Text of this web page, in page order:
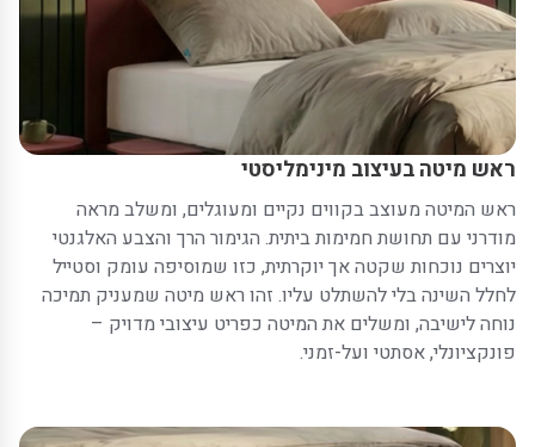
ראש מיטה בעיצוב מינימליסטי
ראש המיטה מעוצב בקווים נקיים ומעוגלים, ומשלב מראה
מודרני עם תחושת חמימות ביתית. הגימור הרך והצבע האלגנטי
יוצרים נוכחות שקטה אך יוקרתית, כזו שמוסיפה עומק וסטייל
לחלל השינה בלי להשתלט עליו. זהו ראש מיטה שמעניק תמיכה
נוחה לישיבה, ומשלים את המיטה כפריט עיצובי מדויק –
פונקציונלי, אסתטי ועל-זמני.